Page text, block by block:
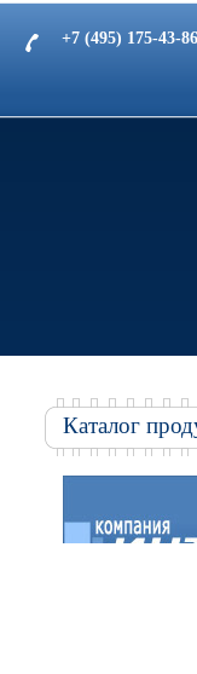
+7 (495) 175-43-
Каталог